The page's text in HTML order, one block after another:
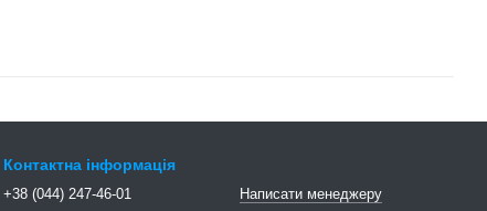
Контактна інформація
+38 (044) 247-46-01
Написати менеджеру